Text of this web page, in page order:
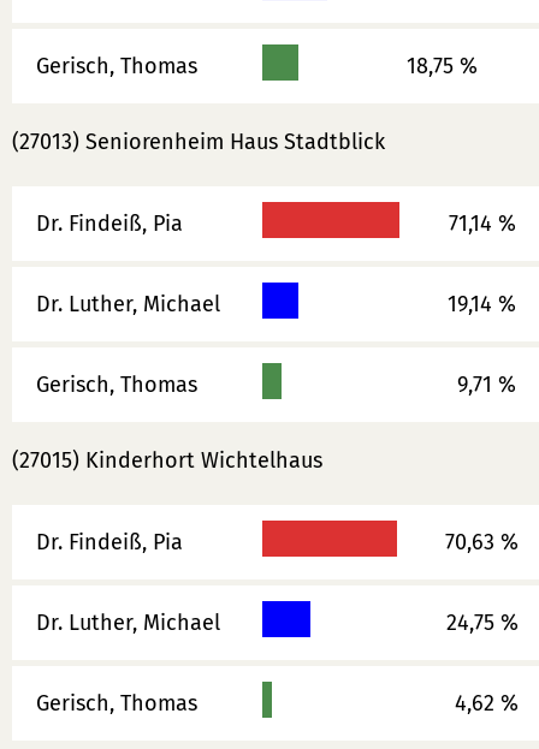
Gerisch, Thomas 18,75 %
(27013) Seniorenheim Haus Stadtblick
Dr. Findeiß, Pia 71,14 %
Dr. Luther, Michael 19,14 %
Gerisch, Thomas 9,71 %
(27015) Kinderhort Wichtelhaus
Dr. Findeiß, Pia 70,63 %
Dr. Luther, Michael 24,75 %
Gerisch, Thomas 4,62 %